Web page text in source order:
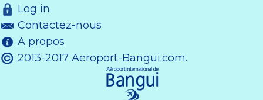
Log in
Contactez-nous
A propos
2013-2017 Aeroport-Bangui.com.